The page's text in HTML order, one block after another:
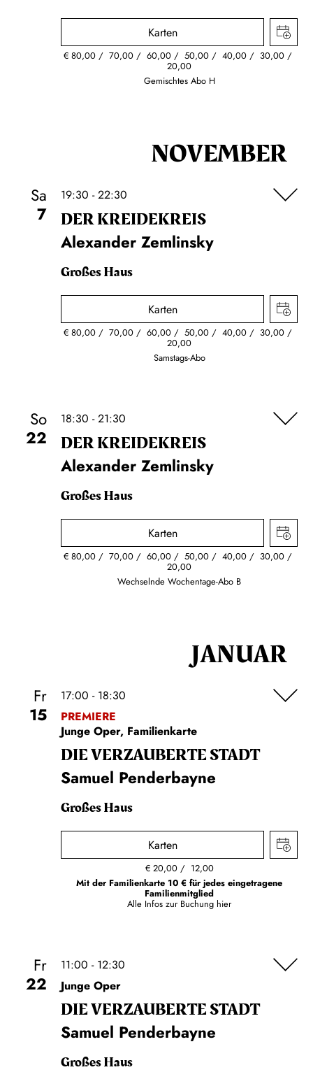
Karten
€80,00 70,00 60,00 50,00 40,00 30,00
20,00
Gemischtes Abo H
NOVEMBER
Sa
7
19:30 - 22:30
DER KREIDE­KREIS
Alexander Zemlinsky
Großes Haus
Karten
€80,00 70,00 60,00 50,00 40,00 30,00
20,00
Samstags-Abo
So
22
18:30 - 21:30
DER KREIDE­KREIS
Alexander Zemlinsky
Großes Haus
Karten
€80,00 70,00 60,00 50,00 40,00 30,00
20,00
Wechselnde Wochentage-Abo B
JANUAR
Fr
15
17:00 - 18:30
PREMIERE
Junge Oper, Familienkarte
DIE VERZAUBERTE STADT
Samuel Penderbayne
Großes Haus
Karten
€ 20,00
12,00
Mit der Familienkarte 10 € für jedes eingetragene
Familienmitglied
Alle Infos zur Buchung hier
Fr
22
11:00 - 12:30
Junge Oper
DIE VERZAUBERTE STADT
Samuel Penderbayne
Großes Haus